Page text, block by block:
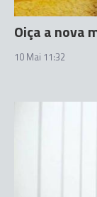
Oiça a nova
10 Mai 11:32